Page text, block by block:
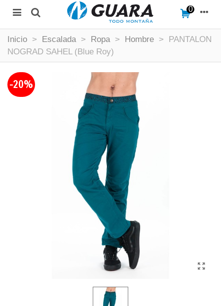
0
Inicio > Escalada > Ropa > Hombre >
PANTALON
NOGRAD SAHEL (Blue Roy)
-20%